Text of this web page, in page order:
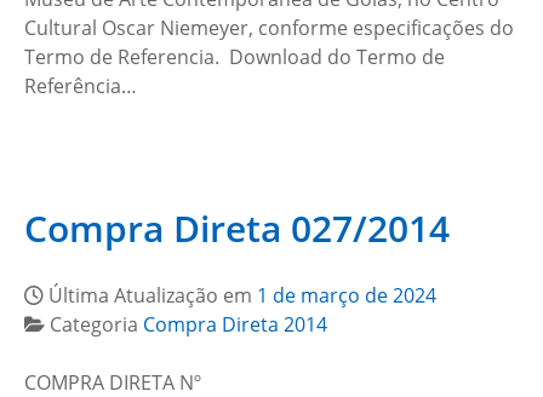
Cultural Oscar Niemeyer, conforme especificações do
Termo de Referencia. Download do Termo de
Referência…
Compra Direta 027/2014
Última Atualização em 1 de março de 2024
Categoria Compra Direta 2014
COMPRA DIRETA Nº